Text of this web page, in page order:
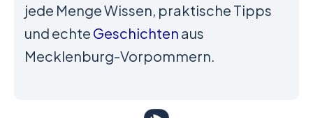
jede Menge Wissen, praktische Tipps
und echte Geschichten aus
Mecklenburg-Vorpommern.